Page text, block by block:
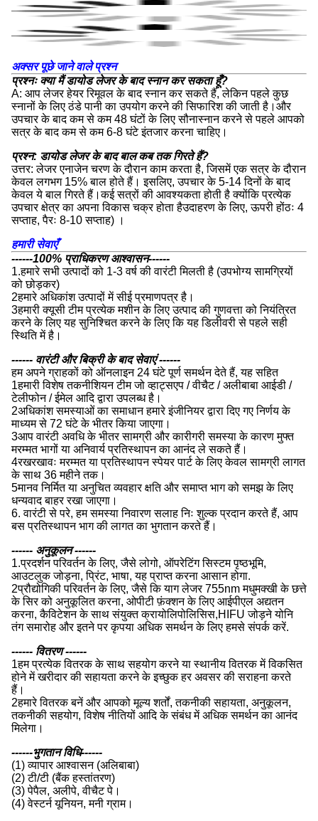
अक्सर पूछे जाने वाले प्रश्न
प्रश्नः क्या मैं डायोड लेजर के बाद स्नान कर सकता हूँ?
A: आप लेजर हेयर रिमूवल के बाद स्नान कर सकते हैं, लेकिन पहले कुछ
स्नानों के लिए ठंडे पानी का उपयोग करने की सिफारिश की जाती है।और
उपचार के बाद कम से कम 48 घंटों के लिए सौनास्नान करने से पहले आपको
सत्र के बाद कम से कम 6-8 घंटे इंतजार करना चाहिए।
प्रश्न: डायोड लेजर के बाद बाल कब तक गिरते हैं?
उत्तर: लेजर एनाजेन चरण के दौरान काम करता है, जिसमें एक सत्र के दौरान
केवल लगभग 15% बाल होते हैं। इसलिए, उपचार के 5-14 दिनों के बाद
केवल ये बाल गिरते हैं।कई सत्रों की आवश्यकता होती है क्योंकि प्रत्येक
उपचार क्षेत्र का अपना विकास चक्र होता हैउदाहरण के लिए, ऊपरी होंठः 4
सप्ताह, पैरः 8-10 सप्ताह) ।
हमारी सेवाएँ
------100% प्राधिकरण आश्वासन------
1.हमारे सभी उत्पादों को 1-3 वर्ष की वारंटी मिलती है (उपभोग्य सामग्रियों
को छोड़कर)
2हमारे अधिकांश उत्पादों में सीई प्रमाणपत्र है।
3हमारी क्यूसी टीम प्रत्येक मशीन के लिए उत्पाद की गुणवत्ता को नियंत्रित
करने के लिए यह सुनिश्चित करने के लिए कि यह डिलीवरी से पहले सही
स्थिति में है।
------ वारंटी और बिक्री के बाद सेवाएं ------
हम अपने ग्राहकों को ऑनलाइन 24 घंटे पूर्ण समर्थन देते हैं, यह सहित
1हमारी विशेष तकनीशियन टीम जो व्हाट्सएप / वीचैट / अलीबाबा आईडी /
टेलीफोन / ईमेल आदि द्वारा उपलब्ध है।
2अधिकांश समस्याओं का समाधान हमारे इंजीनियर द्वारा दिए गए निर्णय के
माध्यम से 72 घंटे के भीतर किया जाएगा।
3आप वारंटी अवधि के भीतर सामग्री और कारीगरी समस्या के कारण मुफ्त
मरम्मत भागों या अनिवार्य प्रतिस्थापन का आनंद ले सकते हैं।
4रखरखावः मरम्मत या प्रतिस्थापन स्पेयर पार्ट के लिए केवल सामग्री लागत
के साथ 36 महीने तक।
5मानव निर्मित या अनुचित व्यवहार क्षति और समाप्त भाग को समझ के लिए
धन्यवाद बाहर रखा जाएगा।
6. वारंटी से परे, हम समस्या निवारण सलाह निः शुल्क प्रदान करते हैं, आप
बस प्रतिस्थापन भाग की लागत का भुगतान करते हैं।
------ अनुकूलन ------
1.प्रदर्शन परिवर्तन के लिए, जैसे लोगो, ऑपरेटिंग सिस्टम पृष्ठभूमि,
आउटलुक जोड़ना, प्रिंट, भाषा, यह प्राप्त करना आसान होगा.
2प्रौद्योगिकी परिवर्तन के लिए, जैसे कि याग लेजर 755nm मधुमक्खी के छत्ते
के सिर को अनुकूलित करना, ओपीटी फ़ंक्शन के लिए आईपीएल अद्यतन
करना, कैविटेशन के साथ संयुक्त क्रायोलिपोलिसिस,HIFU जोड़ने योनि
तंग समारोह और इतने पर कृपया अधिक समर्थन के लिए हमसे संपर्क करें.
------ वितरण ------
1हम प्रत्येक वितरक के साथ सहयोग करने या स्थानीय वितरक में विकसित
होने में खरीदार की सहायता करने के इच्छुक हर अवसर की सराहना करते
हैं।
2हमारे वितरक बनें और आपको मूल्य शर्तों, तकनीकी सहायता, अनुकूलन,
तकनीकी सहयोग, विशेष नीतियों आदि के संबंध में अधिक समर्थन का आनंद
मिलेगा।
------भुगतान विधि------
(1) व्यापार आश्वासन (अलिबाबा)
(2) टी/टी (बैंक हस्तांतरण)
(3) पेपैल, अलीपे, वीचैट पे।
(4) वेस्टर्न यूनियन, मनी ग्राम।